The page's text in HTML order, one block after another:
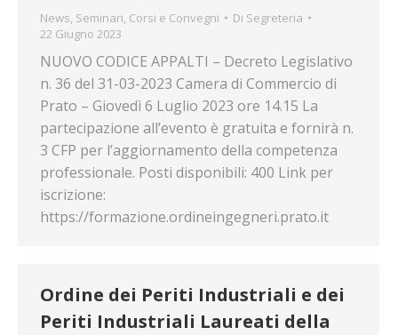
News, Seminari, Corsi e Convegni Di Segreteria
22 Giugno 2023
NUOVO CODICE APPALTI – Decreto Legislativo
n. 36 del 31-03-2023 Camera di Commercio di
Prato – Giovedì 6 Luglio 2023 ore 14.15 La
partecipazione all’evento è gratuita e fornirà n.
3 CFP per l’aggiornamento della competenza
professionale. Posti disponibili: 400 Link per
iscrizione:
https://formazione.ordineingegneri.prato.it
Ordine dei Periti Industriali e dei
Periti Industriali Laureati della